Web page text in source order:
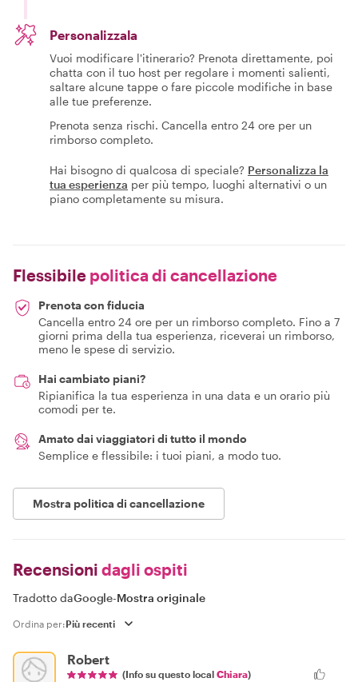
Personalizzala
Vuoi modificare l'itinerario? Prenota direttamente, poi
chatta con il tuo host per regolare i momenti salienti,
saltare alcune tappe o fare piccole modifiche in base
alle tue preferenze.
Prenota senza rischi. Cancella entro 24 ore per un
rimborso completo.
Hai bisogno di qualcosa di speciale? Personalizza la
tua esperienza per più tempo, luoghi alternativi o un
piano completamente su misura.
Flessibile politica di cancellazione
Prenota con fiducia
Cancella entro 24 ore per un rimborso completo. Fino a 7
giorni prima della tua esperienza, riceverai un rimborso,
meno le spese di servizio.
Hai cambiato piani?
Ripianifica la tua esperienza in una data e un orario più
comodi per te.
Amato dai viaggiatori di tutto il mondo
Semplice e flessibile: i tuoi piani, a modo tuo.
Mostra politica di cancellazione
Recensioni dagli ospiti
Tradotto daGoogle-Mostra originale
Ordina per:
Robert
(Info su questo local Chiara)